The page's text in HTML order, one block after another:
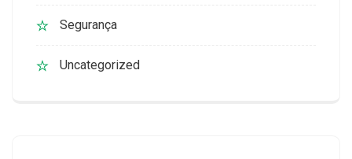
Segurança
Uncategorized